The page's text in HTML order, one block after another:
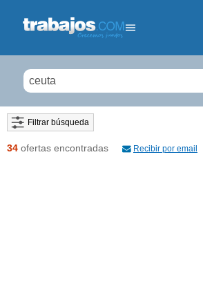
Filtrar búsqueda
34 ofertas encontradas Recibir por email